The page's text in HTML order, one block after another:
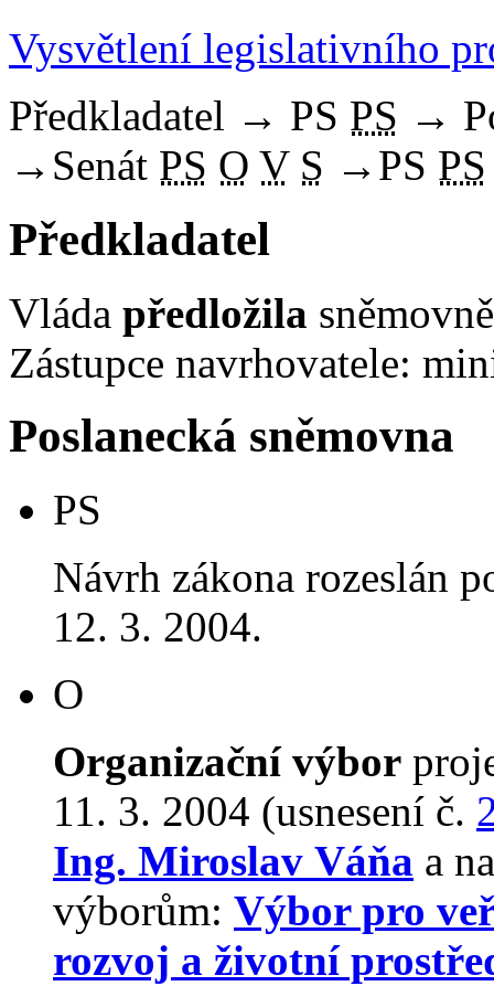
Vysvětlení legislativního
Předkladatel → PS PS →
→ Senát PS O V S → PS PS
Předkladatel
Vláda předložila
Zástupce navrhovatele:
Poslanecká sněmovna
PS
Návrh zákona rozeslán
12. 3. 2004.
O
Organizační výbor
11. 3. 2004 (usnesení č.
Ing. Miroslav Váňa a
výborům: Výbor pro
rozvoj a životní